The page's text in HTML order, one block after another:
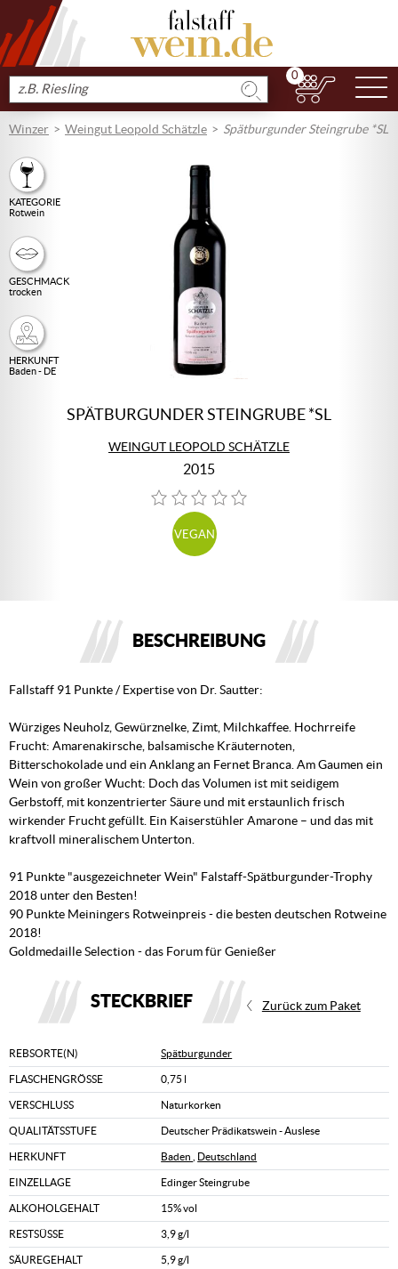
Produkt
suchen
0
Winzer Weingut Leopold Schätzle Spätburgunder Steingrube *SL
KATEGORIE
Rotwein
GESCHMACK
trocken
HERKUNFT
Baden - DE
SPÄTBURGUNDER STEINGRUBE *SL
WEINGUT LEOPOLD SCHÄTZLE
2015
VEGAN
BESCHREIBUNG
Fallstaff 91 Punkte / Expertise von Dr. Sautter:
Würziges Neuholz, Gewürznelke, Zimt, Milchkaffee. Hochrreife
Frucht: Amarenakirsche, balsamische Kräuternoten,
Bitterschokolade und ein Anklang an Fernet Branca. Am Gaumen ein
Wein von großer Wucht: Doch das Volumen ist mit seidigem
Gerbstoff, mit konzentrierter Säure und mit erstaunlich frisch
wirkender Frucht gefüllt. Ein Kaiserstühler Amarone – und das mit
kraftvoll mineralischem Unterton.
91 Punkte "ausgezeichneter Wein" Falstaff-Spätburgunder-Trophy
2018 unter den Besten!
90 Punkte Meiningers Rotweinpreis - die besten deutschen Rotweine
2018!
Goldmedaille Selection - das Forum für Genießer
STECKBRIEF Zurück zum Paket
REBSORTE(N) Spätburgunder
FLASCHENGRÖSSE 0,75 l
VERSCHLUSS Naturkorken
QUALITÄTSSTUFE Deutscher Prädikatswein - Auslese
HERKUNFT Baden Deutschland
EINZELLAGE Edinger Steingrube
ALKOHOLGEHALT 15% vol
RESTSÜSSE 3,9 g/l
SÄUREGEHALT 5,9 g/l